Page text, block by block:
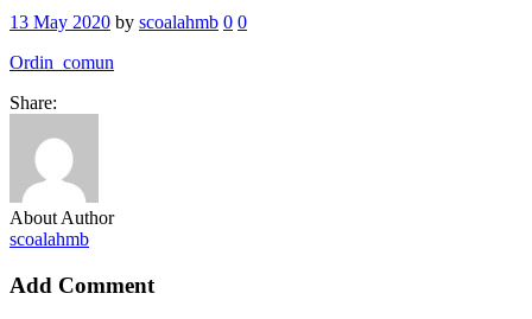
13 May 2020 by scoalahmb 0 0
Ordin_comun
Share:
About Author
scoalahmb
Add Comment